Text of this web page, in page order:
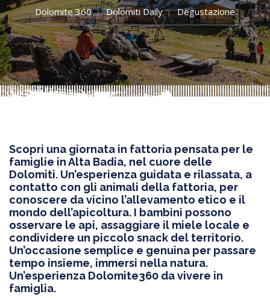
Dolomite 360 Dolomiti Daily Degustazione
Scopri una giornata in fattoria pensata per le
famiglie in Alta Badia, nel cuore delle
Dolomiti. Un’esperienza guidata e rilassata, a
contatto con gli animali della fattoria, per
conoscere da vicino l’allevamento etico e il
mondo dell’apicoltura. I bambini possono
osservare le api, assaggiare il miele locale e
condividere un piccolo snack del territorio.
Un’occasione semplice e genuina per passare
tempo insieme, immersi nella natura.
Un’esperienza Dolomite360 da vivere in
famiglia.